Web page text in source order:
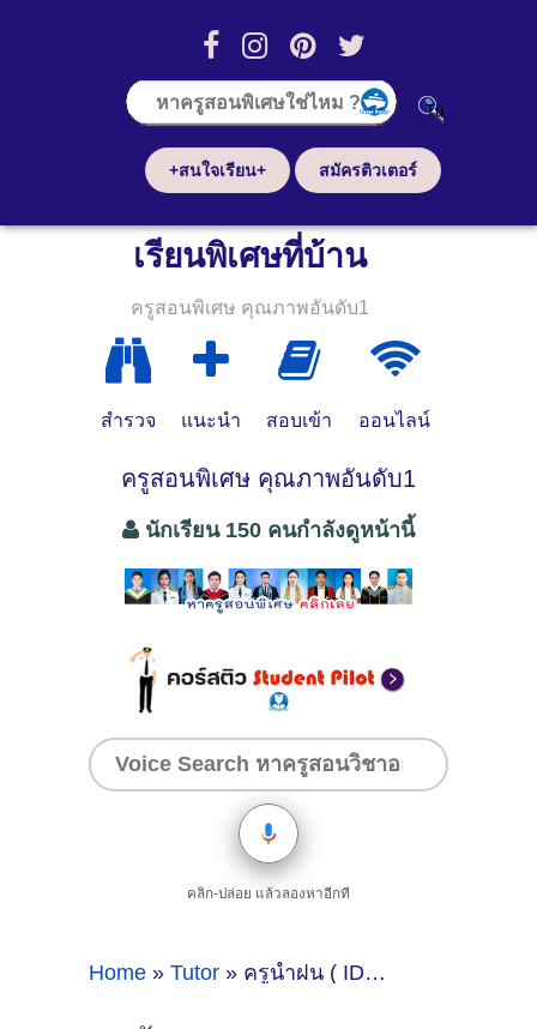
+สนใจเรียน+ สมัครติวเตอร์
เรียนพิเศษที่บ้าน
ครูสอนพิเศษ คุณภาพอันดับ1
สำรวจ แนะนำ สอบเข้า ออนไลน์
ครูสอนพิเศษ คุณภาพอันดับ1
นักเรียน 150 คนกำลังดูหน้านี้
คลิก-ปล่อย แล้วลองหาอีกที
Home » Tutor » ครูน้ำฝน ( ID : 11444 ) สอนชีววิทยา วิทยาศาสตร์ อังกฤษ คณิตศาสตร์